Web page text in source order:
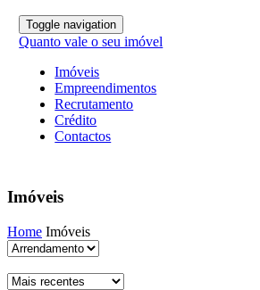
Toggle navigation
Quanto vale o seu imóvel
Imóveis
Empreendimentos
Recrutamento
Crédito
Contactos
Imóveis
Home Imóveis